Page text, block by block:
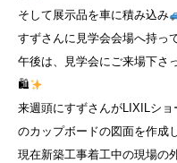
そして展示品を車に積み込み
すずさんに見学会会場へ持っ
午後は、見学会にご来場下さ
🛍
来週頭にすずさんがLIXILシ
のカップボードの図面を作成
現在新築工事着工中の現場の